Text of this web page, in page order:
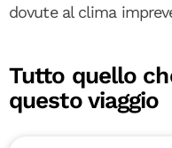
dovute al clima
Tutto quello
questo viaggio